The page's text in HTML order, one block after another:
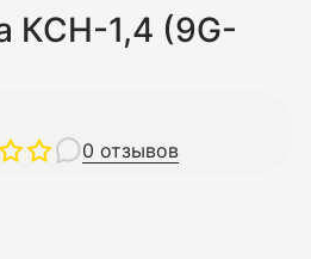
КСН-1,4 (9G-
0 отзывов